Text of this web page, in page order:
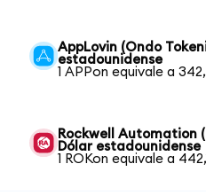
AppLovin (Ondo
estadounidense
1 APPon equivale a
Rockwell Automation
Dólar estadounidense
1 ROKon equivale a